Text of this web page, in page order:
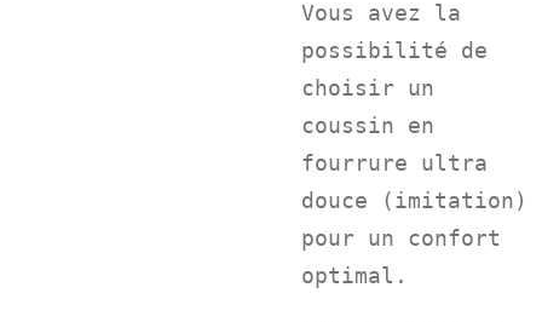
Vous avez la
possibilité de
choisir un
coussin en
fourrure ultra
douce (imitation)
pour un confort
optimal.